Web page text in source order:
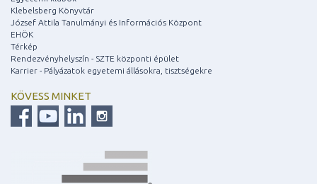
Klebelsberg Könyvtár
József Attila Tanulmányi és Információs Központ
EHÖK
Térkép
Rendezvényhelyszín - SZTE központi épület
Karrier - Pályázatok egyetemi állásokra, tisztségekre
KÖVESS MINKET